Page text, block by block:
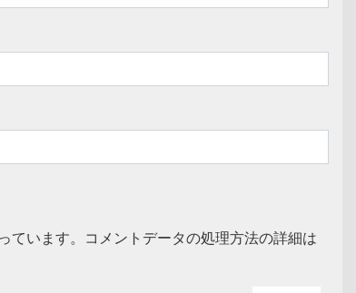
ています。
コメントデータの処理方法の詳細は